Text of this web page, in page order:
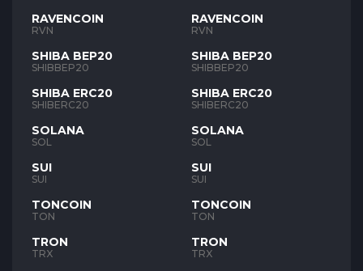
RAVENCOIN
RVN
SHIBA BEP20
SHIBBEP20
SHIBA ERC20
SHIBERC20
SOLANA
SOL
SUI
SUI
TONCOIN
TON
TRON
TRX
RAVENCOIN
RVN
SHIBA BEP20
SHIBBEP20
SHIBA ERC20
SHIBERC20
SOLANA
SOL
SUI
SUI
TONCOIN
TON
TRON
TRX